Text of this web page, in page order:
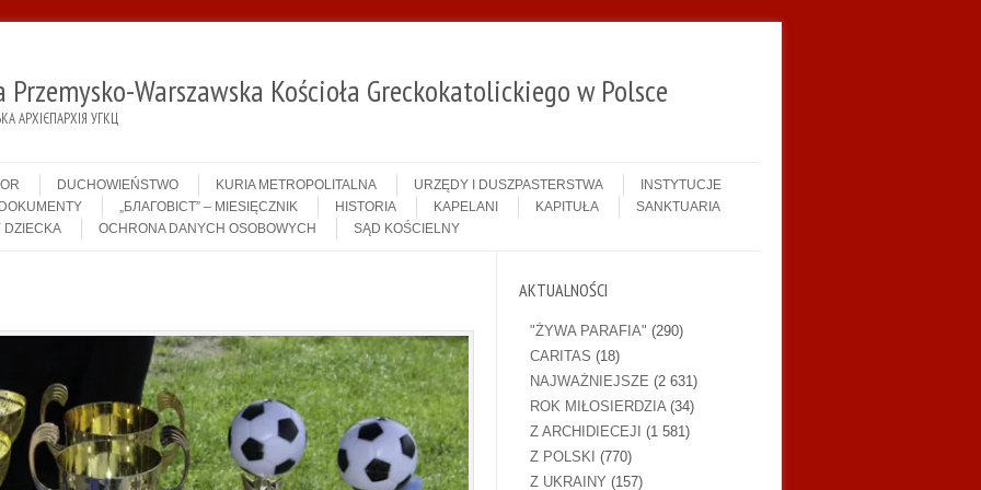
Warszawska Kościoła Greckokatolickiego w Polsce
АРХІЄПАРХІЯ УГКЦ
DUCHOWIEŃSTWO KURIA METROPOLITALNA URZĘDY I DUSZPASTERSTWA
INSTYTUCJE
DOKUMENTY „БЛАГОВІСТ” – MIESIĘCZNIK HISTORIA KAPELANI KAPITUŁA
SANKTUARIA
DZIECKA OCHRONA DANYCH OSOBOWYCH SĄD KOŚCIELNY
AKTUALNOŚCI
"ŻYWA PARAFIA" (290)
CARITAS (18)
NAJWAŻNIEJSZE (2 631)
ROK MIŁOSIERDZIA(34)
Z ARCHIDIECEJI (1 581)
Z POLSKI (770)
Z UKRAINY (157)